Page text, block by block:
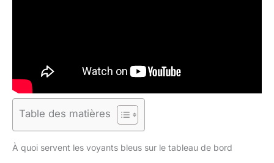
Table des matières
À quoi servent les voyants bleus sur le tableau de bord